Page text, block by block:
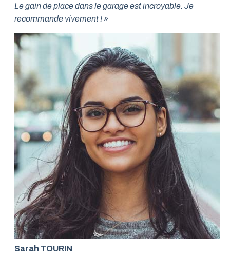
Le gain de place dans le garage est incroyable. Je
recommande vivement ! »
Sarah TOURIN